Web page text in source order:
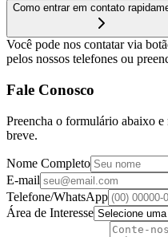
Como entrar em contato
Você pode nos contatar via
pelos nossos telefones ou
Fale Conosco
Preencha o formulário abaixo e
breve.
Nome Completo
E-mail
Telefone/WhatsApp
Área de Interesse